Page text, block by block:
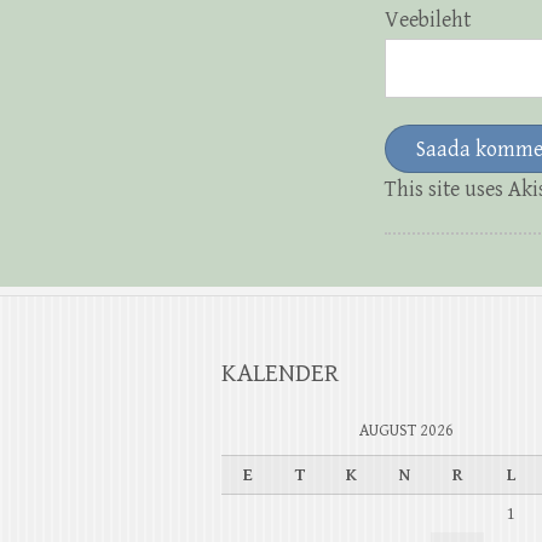
Veebileht
This site uses
KALENDER
AUGUST 2026
E T K N R L
1